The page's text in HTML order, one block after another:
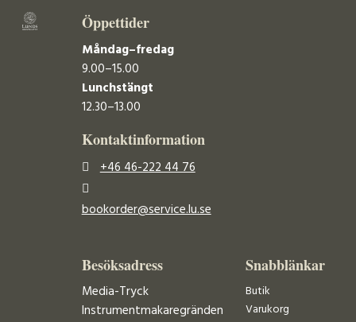
Öppettider
Måndag–fredag
9.00–15.00
Lunchstängt
12.30–13.00
Kontaktinformation
+46 46-222 44 76
bookorder@service.lu.se
Besöksadress
Media-Tryck
Instrumentmakaregränden
Snabblänkar
Butik
Varukorg